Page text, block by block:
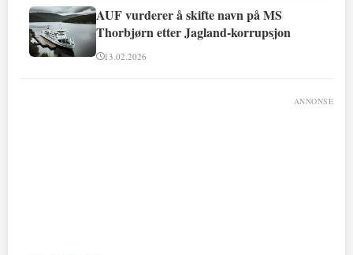
AUF vurderer å skifte navn på MS
Thorbjørn etter Jagland-korrupsjon
13.02.2026
ANNONSE